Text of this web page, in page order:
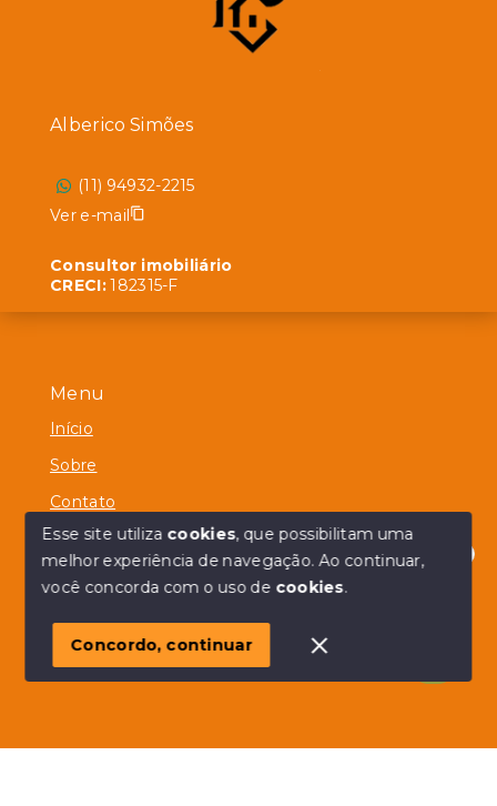
Olá! em posso ajudar?
Menu
Início
Sobre
Contato
© Copyright 2026 - Alberico Simões - Todos os direitos
SITE PARA IMOBILIARIA
Alberico Simões
(11) 94932-2215
Ver e-mail
Consultor imobiliário
CRECI:182315-F
Esse site utiliza cookies, que possibilitam uma
melhor experiência de navegação.Ao continuar,
você concorda com o uso de cookies.
Concordo, continuar